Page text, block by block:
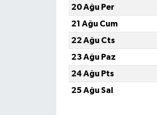
20 Ağu Per
21 Ağu Cum
22 Ağu Cts
23 Ağu Paz
24 Ağu Pts
25 Ağu Sal